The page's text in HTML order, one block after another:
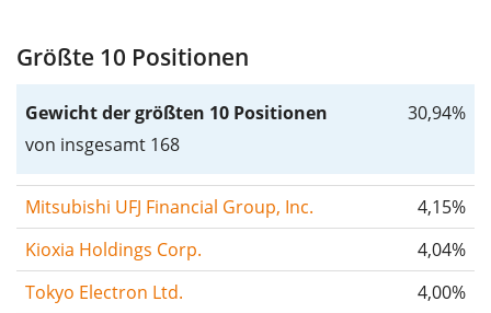
Größte 10 Positionen
Gewicht der größten 10 Positionen
von insgesamt 168
30,94%
Mitsubishi UFJ Financial Group, Inc.
4,15%
Kioxia Holdings Corp.
4,04%
Tokyo Electron Ltd.
4,00%